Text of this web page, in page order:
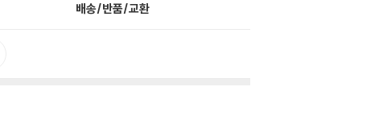
배송/반품/교환